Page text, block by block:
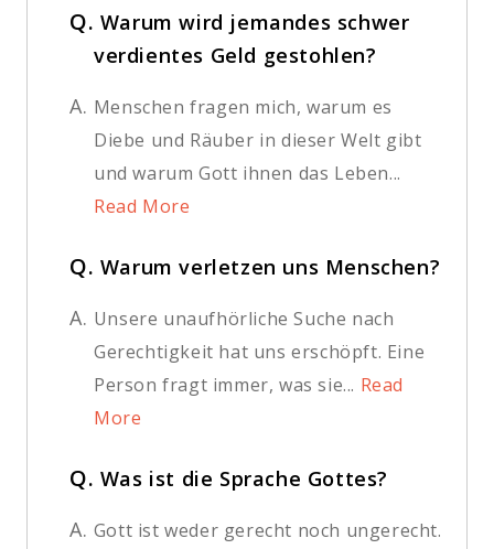
Q. Warum wird jemandes schwer
verdientes Geld gestohlen?
A. Menschen fragen mich, warum es
Diebe und Räuber in dieser Welt gibt
und warum Gott ihnen das Leben...
Read More
Q. Warum verletzen uns Menschen?
A. Unsere unaufhörliche Suche nach
Gerechtigkeit hat uns erschöpft. Eine
Person fragt immer, was sie... Read
More
Q. Was ist die Sprache Gottes?
A. Gott ist weder gerecht noch ungerecht.